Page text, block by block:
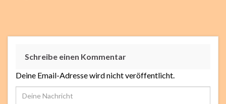
Schreibe einen Kommentar
Deine Email-Adresse wird nicht veröffentlicht.